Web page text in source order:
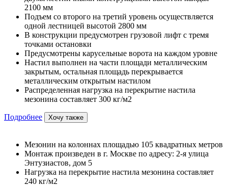
2100 мм
Подъем со второго на третий уровень осуществляется
одной лестницей высотой 2800 мм
В конструкции предусмотрен грузовой лифт с тремя
точками остановки
Предусмотрены карусельные ворота на каждом уровне
Настил выполнен на части площади металлическим
закрытым, остальная площадь перекрывается
металлическим открытым настилом
Распределенная нагрузка на перекрытие настила
мезонина составляет 300 кг/м2
Подробнее Хочу также
Мезонин на колоннах площадью 105 квадратных метров
Монтаж произведен в г. Москве по адресу: 2-я улица
Энтузиастов, дом 5
Нагрузка на перекрытие настила мезонина составляет
240 кг/м2